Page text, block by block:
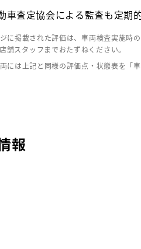
車査定協会による監査も定期
に掲載された評価は、車両検査実施時
舗スタッフまでおたずねください。
には上記と同様の評価点・状態表を「
報